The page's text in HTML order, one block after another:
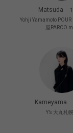
Matsuda
Yohji Yamamoto
屋PARCO
Kameyama
Y’s 大丸札